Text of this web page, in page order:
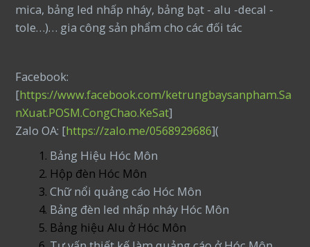
mica, bảng led nhấp nháy, bảng bạt - alu -decal -
tole…)… gia công sản phẩm cho các đối tác
Facebook:
[https://www.facebook.com/ketrungbaysanpham.Sa
nXuat.POSM.CongChao.KeSat]
Zalo OA: [https://zalo.me/0568929686](
Bảng Hiệu Hóc Môn
Hộp đèn Hóc Môn
Chữ nổi quảng cáo Hóc Môn
Bảng đèn led nhấp nháy Hóc Môn
Bảng hiệu Alu ở Hóc Môn